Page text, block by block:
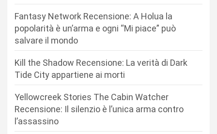
Fantasy Network Recensione: A Holua la
popolarità è un’arma e ogni “Mi piace” può
salvare il mondo
Kill the Shadow Recensione: La verità di Dark
Tide City appartiene ai morti
Yellowcreek Stories The Cabin Watcher
Recensione: Il silenzio è l’unica arma contro
l’assassino